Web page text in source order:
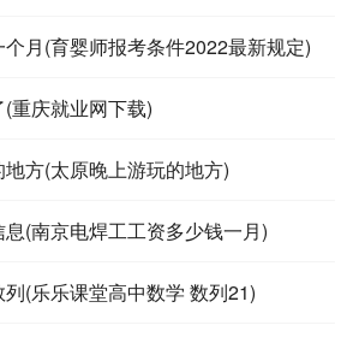
月(育婴师报考条件2022最新规定)
重庆就业网下载)
方(太原晚上游玩的地方)
(南京电焊工工资多少钱一月)
(乐乐课堂高中数学 数列21)